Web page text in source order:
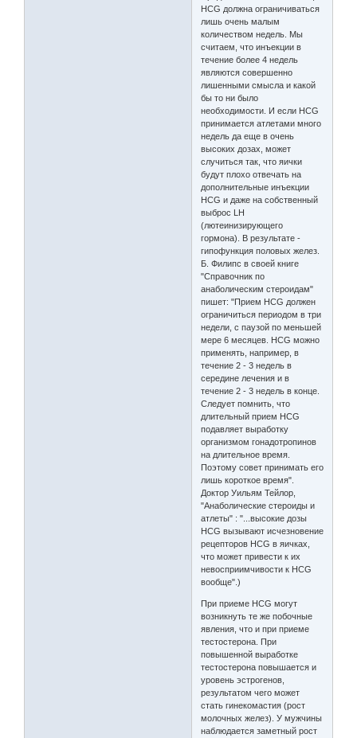
HCG должна ограничиваться
лишь очень малым
количеством недель. Мы
считаем, что инъекции в
течение более 4 недель
являются совершенно
лишенными смысла и какой
бы то ни было
необходимости. И если HCG
принимается атлетами много
недель да еще в очень
высоких дозах, может
случиться так, что яички
будут плохо отвечать на
дополнительные инъекции
HCG и даже на собственный
выброс LH
(лютеинизирующего
гормона). В результате -
гипофункция половых желез.
Б. Филипс в своей книге
"Справочник по
анаболическим стероидам"
пишет: "Прием HCG должен
ограничиться периодом в три
недели, с паузой по меньшей
мере 6 месяцев. HCG можно
применять, например, в
течение 2 - 3 недель в
середине лечения и в
течение 2 - 3 недель в конце.
Следует помнить, что
длительный прием HCG
подавляет выработку
организмом гонадотропинов
на длительное время.
Поэтому совет принимать его
лишь короткое время".
Доктор Уильям Тейлор,
"Анаболические стероиды и
атлеты" : "...высокие дозы
HCG вызывают исчезновение
рецепторов HCG в яичках,
что может привести к их
невосприимчивости к HCG
вообще".)
При приеме HCG могут
возникнуть те же побочные
явления, что и при приеме
тестостерона. При
повышенной выработке
тестостерона повышается и
уровень эстрогенов,
результатом чего может
стать гинекомастия (рост
молочных желез). У мужчины
наблюдается заметный рост